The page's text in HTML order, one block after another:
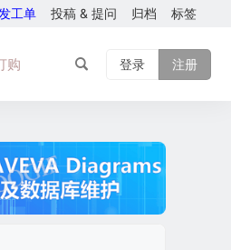
发工单 投稿 & 提问 归档 标签
购 登录 注册